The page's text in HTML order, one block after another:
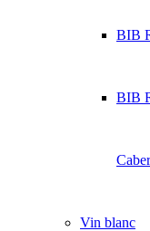
BIB
BIB
Vin blanc